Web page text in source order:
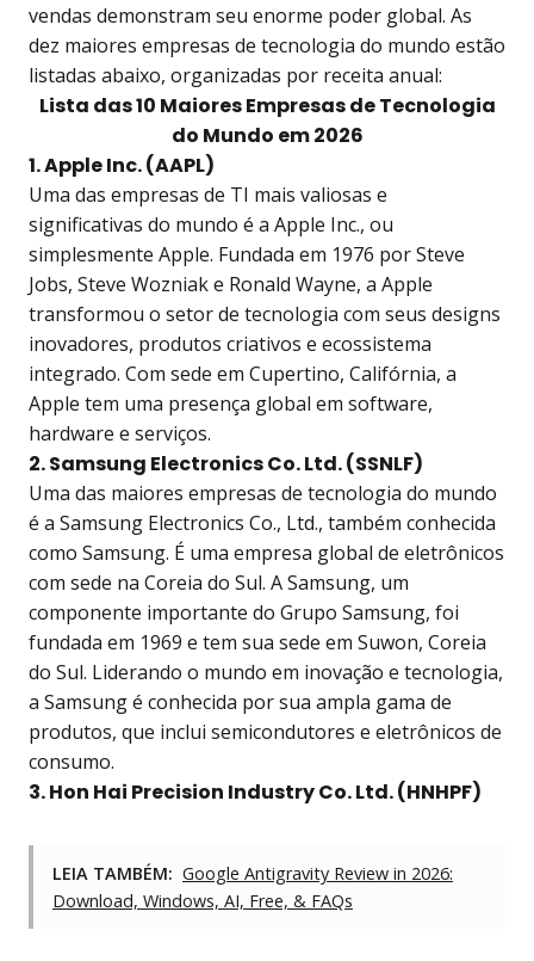
vendas demonstram seu enorme poder global. As
dez maiores empresas de tecnologia do mundo estão
listadas abaixo, organizadas por receita anual:
Lista das 10 Maiores Empresas de Tecnologia
do Mundo em 2026
1. Apple Inc. (AAPL)
Uma das empresas de TI mais valiosas e
significativas do mundo é a Apple Inc., ou
simplesmente Apple. Fundada em 1976 por Steve
Jobs, Steve Wozniak e Ronald Wayne, a Apple
transformou o setor de tecnologia com seus designs
inovadores, produtos criativos e ecossistema
integrado. Com sede em Cupertino, Califórnia, a
Apple tem uma presença global em software,
hardware e serviços.
2. Samsung Electronics Co. Ltd. (SSNLF)
Uma das maiores empresas de tecnologia do mundo
é a Samsung Electronics Co., Ltd., também conhecida
como Samsung. É uma empresa global de eletrônicos
com sede na Coreia do Sul. A Samsung, um
componente importante do Grupo Samsung, foi
fundada em 1969 e tem sua sede em Suwon, Coreia
do Sul. Liderando o mundo em inovação e tecnologia,
a Samsung é conhecida por sua ampla gama de
produtos, que inclui semicondutores e eletrônicos de
consumo.
3. Hon Hai Precision Industry Co. Ltd. (HNHPF)
LEIA TAMBÉM: Google Antigravity Review in 2026:
Download, Windows, AI, Free, & FAQs